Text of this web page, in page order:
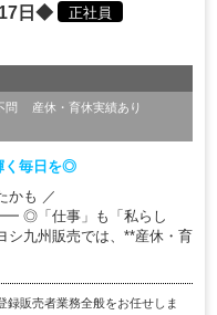
日◆
正社員
問
産休・育休実績あり
く毎日を◎
かも ／
事」も「私らし
シ九州販売では、**産休・育
販売者業務全般をお任せしま